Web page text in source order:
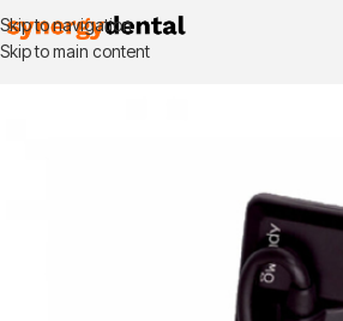
Skip to navigation
Skip to main content